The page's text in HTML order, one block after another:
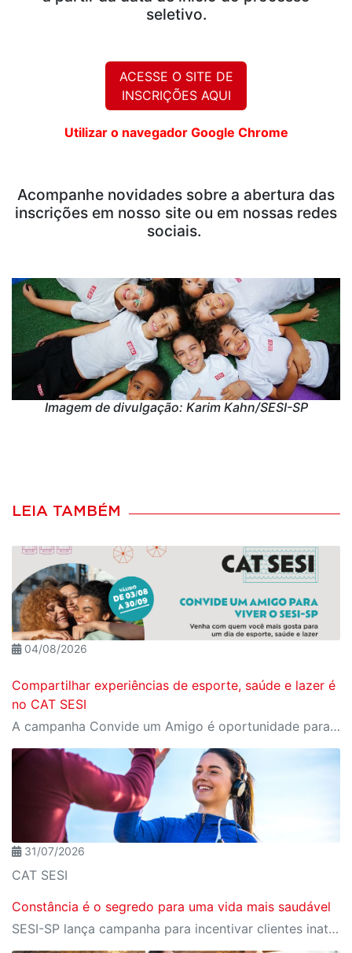
seletivo.
ACESSE O SITE DE
INSCRIÇÕES AQUI
Utilizar o navegador Google Chrome
Acompanhe novidades sobre a abertura das
inscrições em nosso site ou em nossas redes
sociais.
Imagem de divulgação: Karim Kahn/SESI-SP
LEIA TAMBÉM
04/08/2026
Compartilhar experiências de esporte, saúde e lazer é
no CAT SESI
A campanha Convide um Amigo é oportunidade para reunir amigos para aproveitar juntos toda estrutura da unidade SESI-SP mais próxima. Os benefícios para clientes e convidados estão no regulamento.
31/07/2026
CAT SESI
Constância é o segredo para uma vida mais saudável
SESI-SP lança campanha para incentivar clientes inativos a retomarem a prática de atividades físicas, esporte e lazer com benefícios exclusivos